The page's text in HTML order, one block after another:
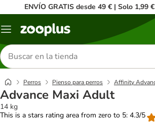
ENVÍO GRATIS desde 49 € | Solo 1,99
Menú
Buscar
productos
Perros Pienso para perros Affinity
Advance Maxi Adult
14 kg
This is a stars rating area from zero to 5: 4.3/5